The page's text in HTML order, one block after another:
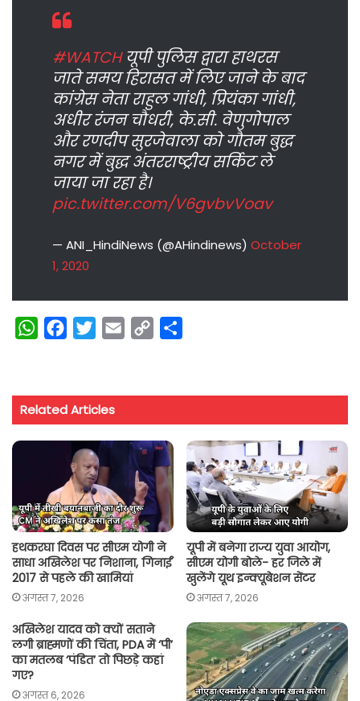
#WATCHयूपी पुलिस द्वारा हाथरस
जाते समय हिरासत में लिए जाने के बाद
कांग्रेस नेता राहुल गांधी, प्रियंका गांधी,
अधीर रंजन चौधरी, के.सी. वेणुगोपाल
और रणदीप सुरजेवाला को गौतम बुद्ध
नगर में बुद्ध अंतरराष्ट्रीय सर्किट ले
जाया जा रहा है।
pic.twitter.com/V6gvbvVoav
— ANI_HindiNews (@AHindinews) October
1, 2020
W
t
s
A
e
b
o
o
k
t
t
e
r
i
y
i
n
k
r
Related Articles
हथकरघा दिवस पर सीएम योगी ने
साधा अखिलेश पर निशाना, गिनाईं
2017 से पहले की खामियां
अगस्त 7, 2026
यूपी में बनेगा राज्य युवा आयोग,
सीएम योगी बोले- हर जिले में
खुलेंगे यूथ इन्क्यूबेशन सेंटर
अगस्त 7, 2026
अखिलेश यादव को क्यों सताने
लगी ब्राह्मणों की चिंता, PDA में ‘पी’
का मतलब ‘पंडित’ तो पिछड़े कहां
गए?
अगस्त 6, 2026